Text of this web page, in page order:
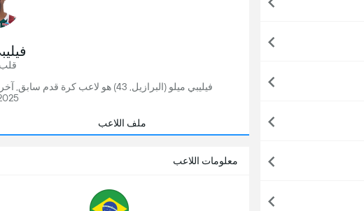
قلب
فيليبي ميلو (البرازيل, 43) هو لاعب
ملف اللاعب
معلومات اللاعب